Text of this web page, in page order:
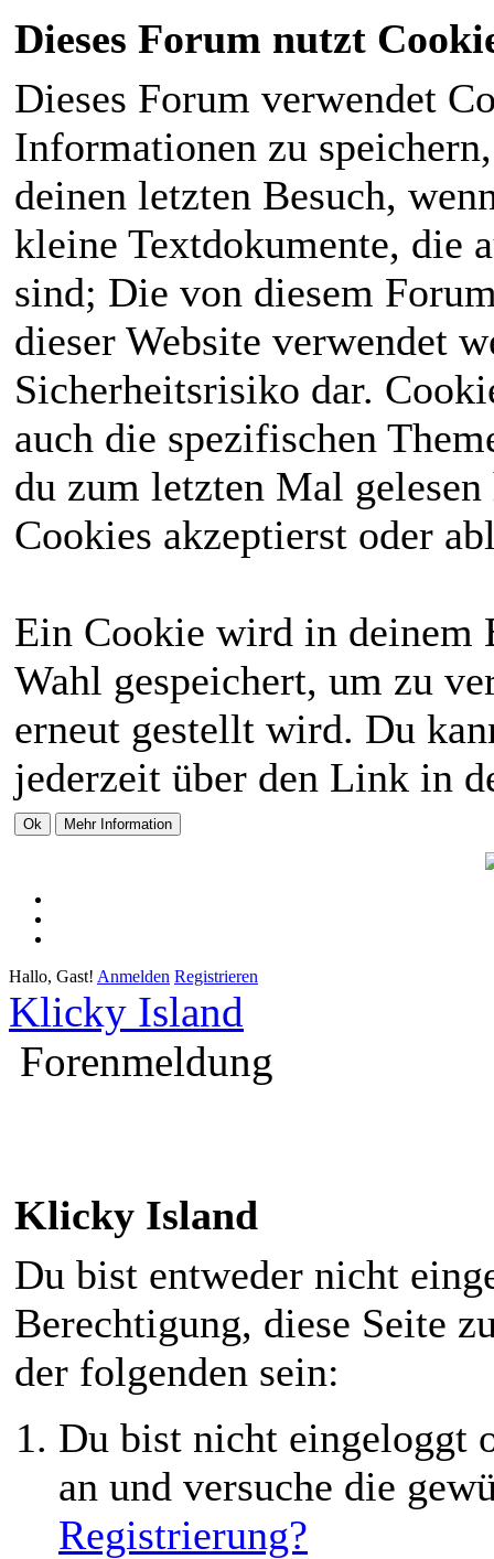
Dieses Forum nutzt
Dieses Forum verwendet
Informationen zu
deinen letzten Besuch,
kleine Textdokumente, die
sind; Die von diesem
dieser Website verwendet
Sicherheitsrisiko dar.
auch die spezifischen
du zum letzten Mal
Cookies akzeptierst oder
Ein Cookie wird in deinem
Wahl gespeichert, um zu
erneut gestellt wird. Du
jederzeit über den Link in
Hallo, Gast! Anmelden Registrieren
Klicky Island
Forenmeldung
Klicky Island
Du bist entweder nicht
Berechtigung, diese Seite
der folgenden sein:
Du bist nicht eingeloggt
an und versuche die
Registrierung?